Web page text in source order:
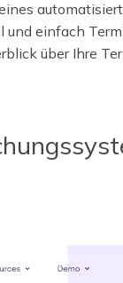
einfach
über Ihre